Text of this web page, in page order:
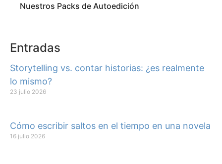
Nuestros Packs de Autoedición
Entradas
Storytelling vs. contar historias: ¿es realmente
lo mismo?
23 julio 2026
Cómo escribir saltos en el tiempo en una novela
16 julio 2026